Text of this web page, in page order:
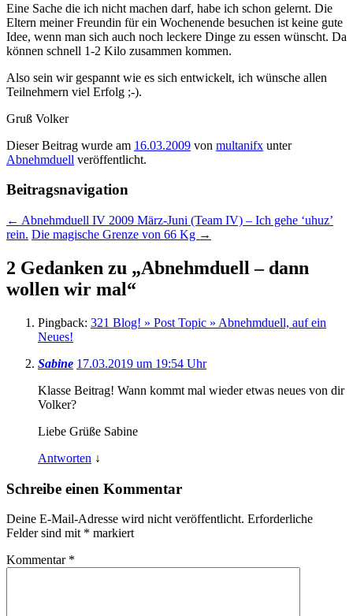
Eine Sache die ich nicht machen darf, habe ich schon gelernt. Die
Eltern meiner Freundin für ein Wochenende besuchen ist keine gute
Idee, wenn man sich auch noch leckere Dinge zu essen wünscht. Da
können schnell 1-2 Kilo zusammen kommen.
Also sein wir gespannt wie es sich entwickelt, ich wünsche allen
Teilnehmern viel Erfolg ;-).
Gruß Volker
Dieser Beitrag wurde am 16.03.2009 von multanifx unter
Abnehmduell veröffentlicht.
Beitragsnavigation
← Abnehmduell IV 2009 März-Juni (Team IV) – Ich gehe ‘uhuz’
rein. Die magische Grenze von 66 Kg →
2 Gedanken zu „Abnehmduell – dann
wollen wir mal“
Pingback: 321 Blog! » Post Topic » Abnehmduell, auf ein
Neues!
Sabine 17.03.2019 um 19:54 Uhr
Klasse Beitrag! Wann kommt mal wieder etwas neues von dir
Volker?
Liebe Grüße Sabine
Antworten ↓
Schreibe einen Kommentar
Deine E-Mail-Adresse wird nicht veröffentlicht. Erforderliche
Felder sind mit * markiert
Kommentar *